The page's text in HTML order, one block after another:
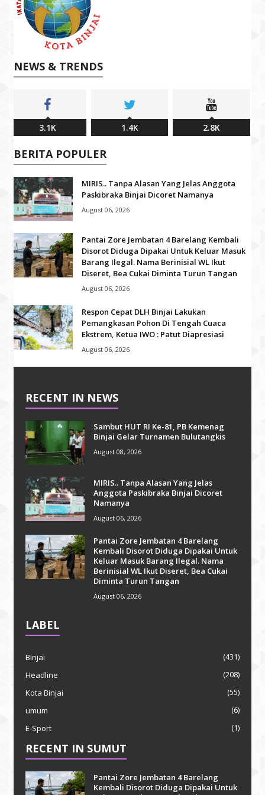
NEWS & TRENDS
3.1K 1.4K 2.8K
BERITA POPULER
MIRIS.. Tanpa Alasan Yang Jelas Anggota
Paskibraka Binjai Dicoret Namanya
August 06, 2026
Pantai Zore Jembatan 4 Barelang Kembali
Disorot Diduga Dipakai Untuk Keluar Masuk
Barang Ilegal. Nama Berinisial WL Ikut
Diseret, Bea Cukai Diminta Turun Tangan
August 06, 2026
Respon Cepat DLH Binjai Lakukan
Pemangkasan Pohon Di Tengah Cuaca
Ekstrem, Ketua IWO : Patut Diapresiasi
August 06, 2026
RECENT IN NEWS
Sambut HUT RI Ke-81, PB Kemenag
Binjai Gelar Turnamen Bulutangkis
August 08, 2026
MIRIS.. Tanpa Alasan Yang Jelas
Anggota Paskibraka Binjai Dicoret
Namanya
August 06, 2026
Pantai Zore Jembatan 4 Barelang
Kembali Disorot Diduga Dipakai Untuk
Keluar Masuk Barang Ilegal. Nama
Berinisial WL Ikut Diseret, Bea Cukai
Diminta Turun Tangan
August 06, 2026
LABEL
Binjai
(431)
Headline
(208)
Kota Binjai
(55)
umum
(6)
E-Sport
(1)
RECENT IN SUMUT
Pantai Zore Jembatan 4 Barelang
Kembali Disorot Diduga Dipakai Untuk